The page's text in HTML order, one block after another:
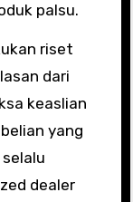
palsu.
riset
dari
keaslian
yang
dealer